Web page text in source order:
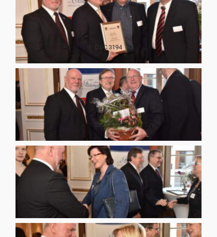
DSC 3194
DSC 3206
DSC 3214